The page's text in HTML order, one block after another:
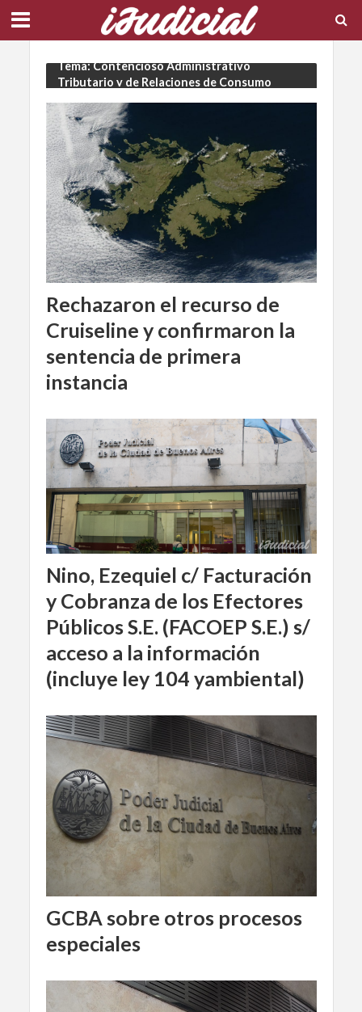
Tema: Contencioso Administrativo
Tributario y de Relaciones de Consumo
Rechazaron el recurso de
Cruiseline y confirmaron la
sentencia de primera
instancia
Nino, Ezequiel c/ Facturación
y Cobranza de los Efectores
Públicos S.E. (FACOEP S.E.) s/
acceso a la información
(incluye ley 104 yambiental)
GCBA sobre otros procesos
especiales